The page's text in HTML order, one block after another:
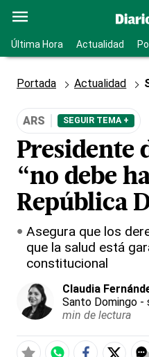
Última Hora Actualidad
Portada Actualidad
ARS SEGUIR TEMA +
Presidente
“no debe
República
Asegura que los
que la salud está
constitucional
Claudia
Santo Domingo -
min de lectura